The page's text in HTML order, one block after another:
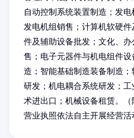
自动控制系统装置制造；发
发电机组销售；计算机软硬
件及辅助设备批发；文化、
售；电子元器件与机电组件
造；智能基础制造装备制造
研发；机电耦合系统研发；
术进出口；机械设备租赁。
营业执照依法自主开展经营活